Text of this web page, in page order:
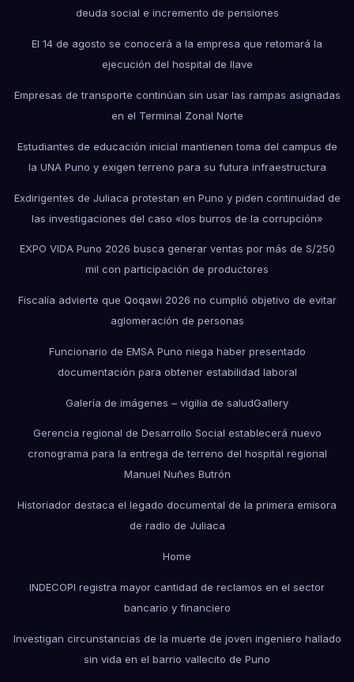
deuda social e incremento de pensiones
El 14 de agosto se conocerá a la empresa que retomará la
ejecución del hospital de Ilave
Empresas de transporte continúan sin usar las rampas asignadas
en el Terminal Zonal Norte
Estudiantes de educación inicial mantienen toma del campus de
la UNA Puno y exigen terreno para su futura infraestructura
Exdirigentes de Juliaca protestan en Puno y piden continuidad de
las investigaciones del caso «los burros de la corrupción»
EXPO VIDA Puno 2026 busca generar ventas por más de S/250
mil con participación de productores
Fiscalía advierte que Qoqawi 2026 no cumplió objetivo de evitar
aglomeración de personas
Funcionario de EMSA Puno niega haber presentado
documentación para obtener estabilidad laboral
Galería de imágenes – vigilia de saludGallery
Gerencia regional de Desarrollo Social establecerá nuevo
cronograma para la entrega de terreno del hospital regional
Manuel Nuñes Butrón
Historiador destaca el legado documental de la primera emisora
de radio de Juliaca
Home
INDECOPI registra mayor cantidad de reclamos en el sector
bancario y financiero
Investigan circunstancias de la muerte de joven ingeniero hallado
sin vida en el barrio vallecito de Puno